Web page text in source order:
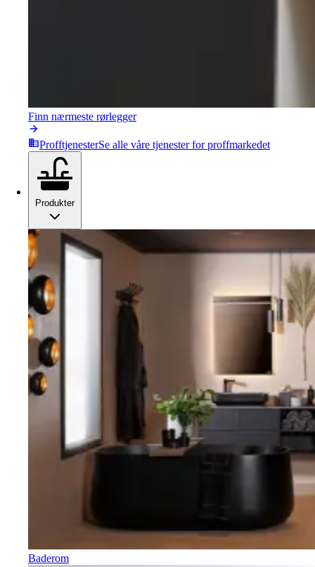
Finn nærmeste rørlegger
ProfftjenesterSe alle våre tjenester for proffmarkedet
Produkter
Baderom